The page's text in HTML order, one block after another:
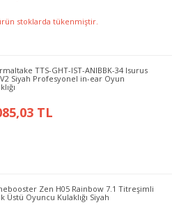
stoklarda tükenmiştir.
TTS-GHT-IST-ANIBBK-34 Isurus
Siyah Profesyonel in-ear Oyun
TL
Zen H05 Rainbow 7.1 Titreşimli
Üstü Oyuncu Kulaklığı Siyah